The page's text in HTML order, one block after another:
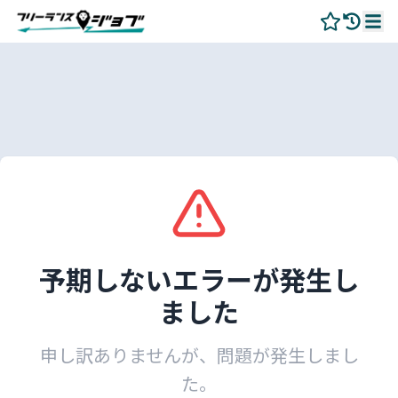
予期しないエラーが発生し
ました
申し訳ありませんが、問題が発生しまし
た。